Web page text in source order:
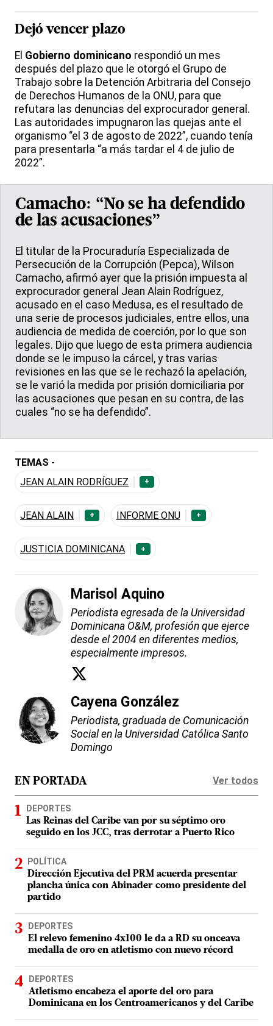
Dejó vencer plazo
El Gobierno dominicano respondió un mes
después del plazo que le otorgó el Grupo de
Trabajo sobre la Detención Arbitraria del Consejo
de Derechos Humanos de la ONU, para que
refutara las denuncias del exprocurador general.
Las autoridades impugnaron las quejas ante el
organismo “el 3 de agosto de 2022”, cuando tenía
para presentarla “a más tardar el 4 de julio de
2022”.
Camacho: “No se ha defendido
de las acusaciones”
El titular de la Procuraduría Especializada de
Persecución de la Corrupción (Pepca), Wilson
Camacho, afirmó ayer que la prisión impuesta al
exprocurador general Jean Alain Rodríguez,
acusado en el caso Medusa, es el resultado de
una serie de procesos judiciales, entre ellos, una
audiencia de medida de coerción, por lo que son
legales. Dijo que luego de esta primera audiencia
donde se le impuso la cárcel, y tras varias
revisiones en las que se le rechazó la apelación,
se le varió la medida por prisión domiciliaria por
las acusaciones que pesan en su contra, de las
cuales “no se ha defendido”.
TEMAS -
JEAN ALAIN RODRÍGUEZ
+
JEAN ALAIN + INFORME ONU +
JUSTICIA DOMINICANA +
Marisol Aquino
Periodista egresada de la Universidad
Dominicana O&M, profesión que ejerce
desde el 2004 en diferentes medios,
especialmente impresos.
Cayena González
Periodista, graduada de Comunicación
Social en la Universidad Católica Santo
Domingo
EN PORTADA Ver todos
DEPORTES
Las Reinas del Caribe van por su séptimo oro
seguido en los JCC, tras derrotar a Puerto Rico
POLÍTICA
Dirección Ejecutiva del PRM acuerda presentar
plancha única con Abinader como presidente del
partido
DEPORTES
El relevo femenino 4x100 le da a RD su onceava
medalla de oro en atletismo con nuevo récord
DEPORTES
Atletismo encabeza el aporte del oro para
Dominicana en los Centroamericanos y del Caribe